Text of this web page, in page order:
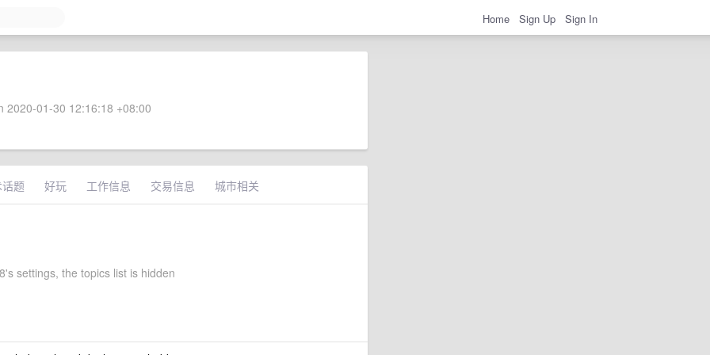
Home Sign Up Sign In
2020-01-30 12:16:18 +08:00
题 好玩 工作信息 交易信息 城市相关
settings, the topics list is hidden